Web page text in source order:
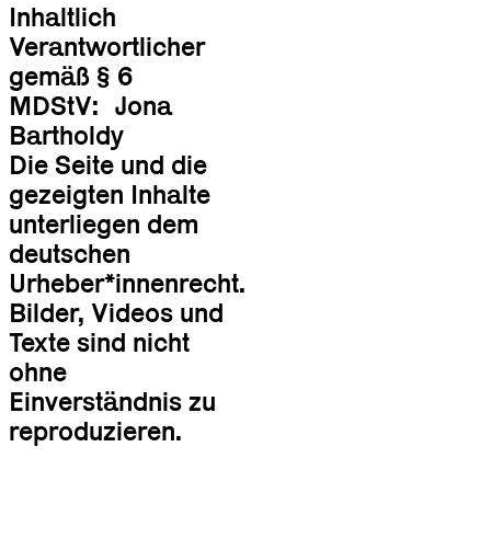
Inhaltlich
Verantwortlicher
gemäß § 6
MDStV: Jona
Bartholdy
Die Seite und die
gezeigten Inhalte
unterliegen dem
deutschen
Urheber*innenrecht.
Bilder, Videos und
Texte sind nicht
ohne
Einverständnis zu
reproduzieren.